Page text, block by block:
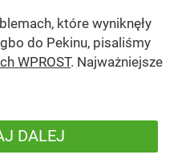
które wyniknęły
do Pekinu, pisaliśmy
WPROST. Najważniejsze
DALEJ